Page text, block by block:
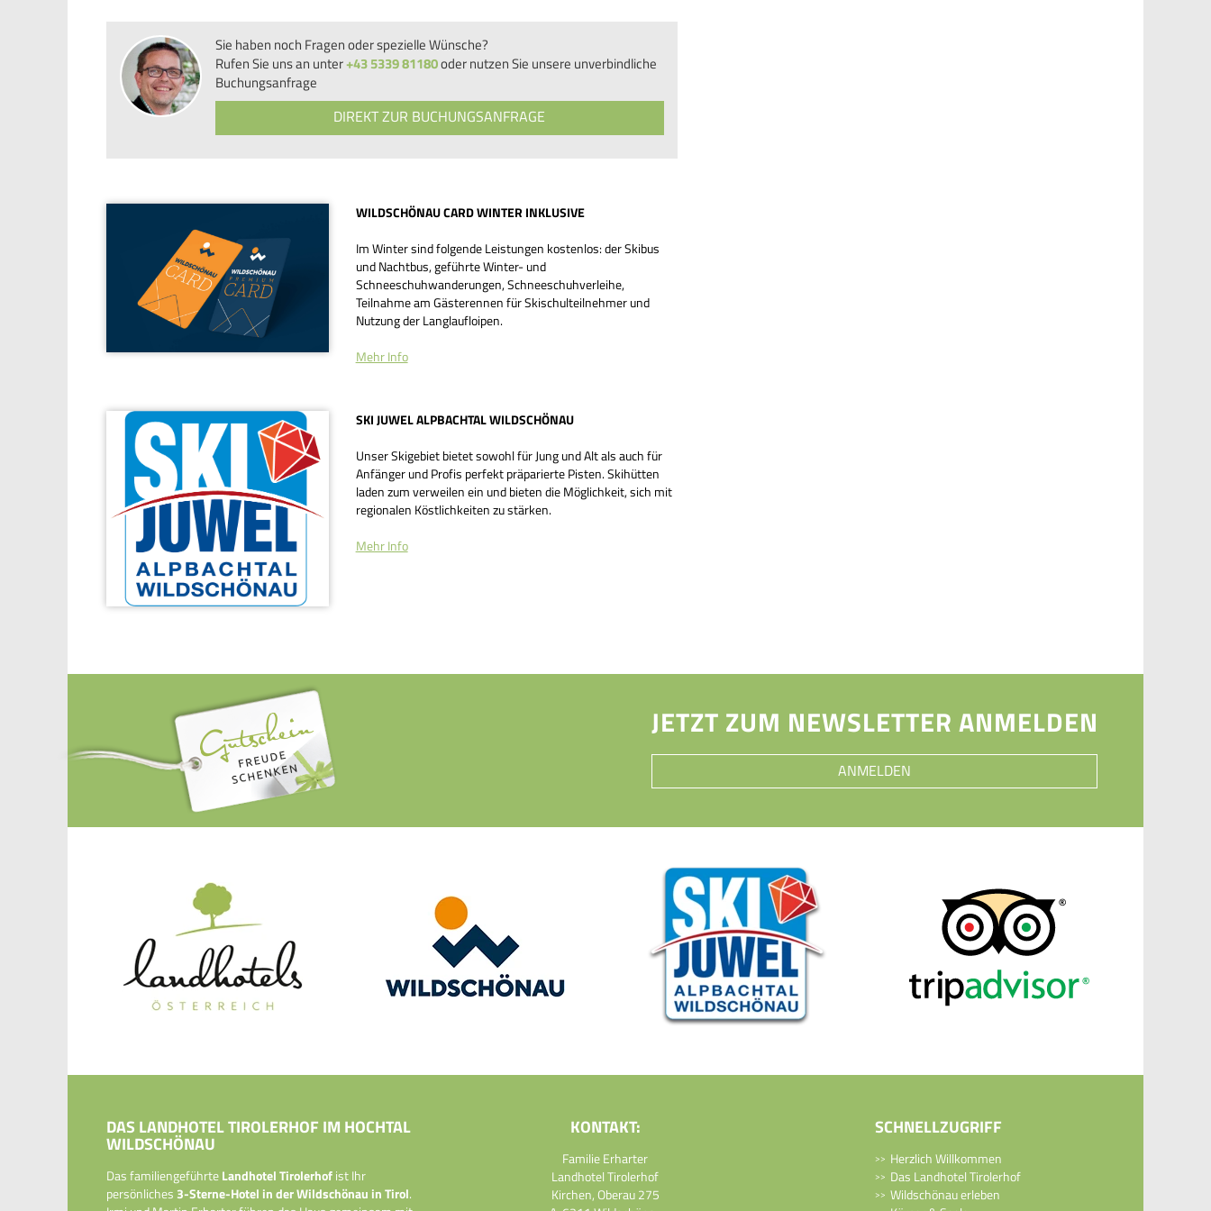
Sie haben noch Fragen oder spezielle Wünsche?
Rufen Sie uns an unter+43 5339 81180oder nutzen Sie unsere unverbindliche
Buchungsanfrage
DIREKT ZUR BUCHUNGSANFRAGE
WILDSCHÖNAU CARD WINTER INKLUSIVE
Im Winter sind folgende Leistungen kostenlos: der Skibus
und Nachtbus, geführte Winter- und
Schneeschuhwanderungen, Schneeschuhverleihe,
Teilnahme am Gästerennen für Skischulteilnehmer und
Nutzung der Langlaufloipen.
Mehr Info
SKI JUWEL ALPBACHTAL WILDSCHÖNAU
Unser Skigebiet bietet sowohl für Jung und Alt als auch für
Anfänger und Profis perfekt präparierte Pisten. Skihütten
laden zum verweilen ein und bieten die Möglichkeit, sich mit
regionalen Köstlichkeiten zu stärken.
Mehr Info
JETZT ZUM NEWSLETTER ANMELDEN
ANMELDEN
DAS LANDHOTEL TIROLERHOF IM HOCHTAL
WILDSCHÖNAU
Das familiengeführteLandhotel Tirolerhofist Ihr
persönliches 3-Sterne-Hotel in der Wildschönau in Tirol.
KONTAKT:
Familie Erharter
Landhotel Tirolerhof
Kirchen, Oberau 275
SCHNELLZUGRIFF
Herzlich Willkommen
Das Landhotel Tirolerhof
Wildschönau erleben